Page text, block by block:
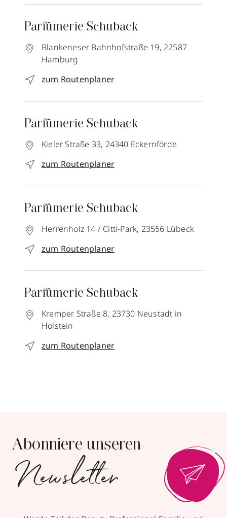
Parfümerie Schuback
Blankeneser Bahnhofstraße 19, 22587
Hamburg
zum Routenplaner
Parfümerie Schuback
Kieler Straße 33, 24340 Eckernförde
zum Routenplaner
Parfümerie Schuback
Herrenholz 14 / Citti-Park, 23556 Lübeck
zum Routenplaner
Parfümerie Schuback
Kremper Straße 8, 23730 Neustadt in
Holstein
zum Routenplaner
Abonniere unseren
Newsletter